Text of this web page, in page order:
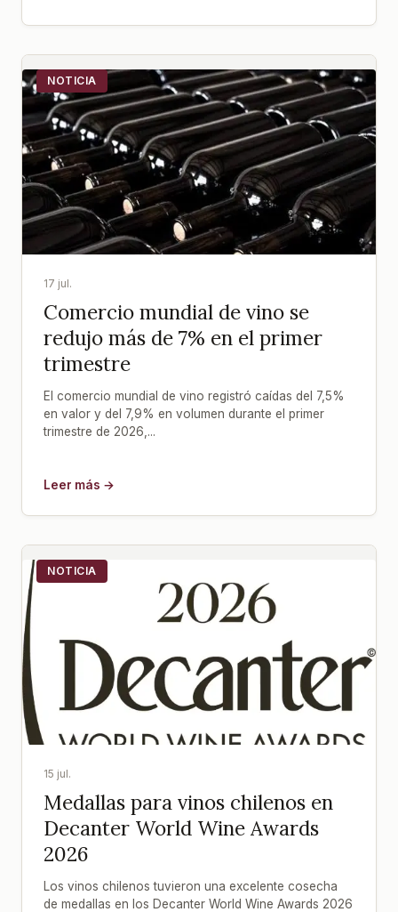
NOTICIA
17 jul.
Comercio mundial de vino se
redujo más de 7% en el primer
trimestre
El comercio mundial de vino registró caídas del 7,5%
en valor y del 7,9% en volumen durante el primer
trimestre de 2026,...
Leer más →
NOTICIA
15 jul.
Medallas para vinos chilenos en
Decanter World Wine Awards
2026
Los vinos chilenos tuvieron una excelente cosecha
de medallas en los Decanter World Wine Awards 2026